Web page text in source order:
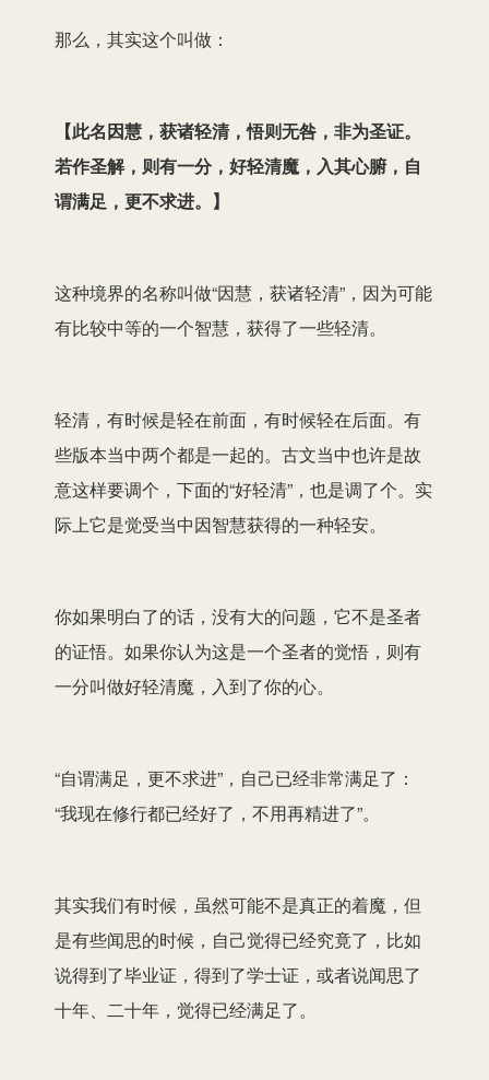
那么，其实这个叫做：
【此名因慧，获诸轻清，悟则无咎，非为圣证。
若作圣解，则有一分，好轻清魔，入其心腑，自
谓满足，更不求进。 】
这种境界的名称叫做“因慧，获诸轻清”，因为可能
有比较中等的一个智慧，获得了一些轻清。
轻清，有时候是轻在前面，有时候轻在后面。有
些版本当中两个都是一起的。古文当中也许是故
意这样要调个，下面的“好轻清”，也是调了个。实
际上它是觉受当中因智慧获得的一种轻安。
你如果明白了的话，没有大的问题，它不是圣者
的证悟。如果你认为这是一个圣者的觉悟，则有
一分叫做好轻清魔，入到了你的心。
“自谓满足，更不求进”，自己已经非常满足了：
“我现在修行都已经好了，不用再精进了”。
其实我们有时候，虽然可能不是真正的着魔，但
是有些闻思的时候，自己觉得已经究竟了，比如
说得到了毕业证，得到了学士证，或者说闻思了
十年、二十年，觉得已经满足了。